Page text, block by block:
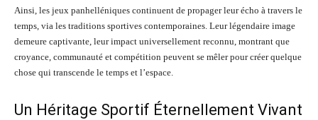
Ainsi, les jeux panhelléniques continuent de propager leur écho à travers le
temps, via les traditions sportives contemporaines. Leur légendaire image
demeure captivante, leur impact universellement reconnu, montrant que
croyance, communauté et compétition peuvent se mêler pour créer quelque
chose qui transcende le temps et l’espace.
Un Héritage Sportif Éternellement Vivant